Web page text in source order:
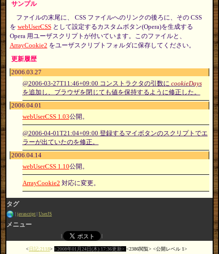
サンプル
ファイルの末尾に、 CSS ファイルへのリンクの後ろに、その CSS
を webUserCSSとして設定するカスタムボタン(Opera)を生成する
Opera 用ユーザスクリプトが付いています。このファイルと、
ArrayCookie2 をユーザスクリプトフォルダに保存してください。
更新履歴
2006.03.27
@2006-03-27T11:46+09:00 コンストラクタの引数に cookieDays
を追加し、ブラウザを閉じても値を保持するように修正した。
2006.04.01
webUserCSS 1.03公開。
@2006-04-01T21:04+09:00 登録するマイボタンのスクリプトでエ
ラーが出ていたのを修正。
2006.04.14
webUserCSS 1.10公開。
ArrayCookie2 対応に変更。
タグ
javascript UserJS
メニュー
日記:2118 2008年01月24日(木) 17:36更新 2386閲覧 公開レベル 1